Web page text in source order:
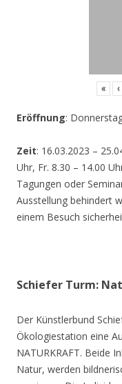
« ‹
Eröffnung:
Zeit: 16.03.2023 –
Uhr, Fr. 8.30 – 14.00
Tagungen oder
Ausstellung behindert
einem Besuch
Schiefer Turm:
Der Künstlerbund
Ökologiestation eine
NATURKRAFT. Beide
Natur, werden